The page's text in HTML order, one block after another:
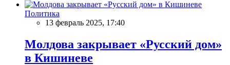
Политика
13 февраль 2025, 17:40
Молдова закрывает «Русский дом»
в Кишиневе